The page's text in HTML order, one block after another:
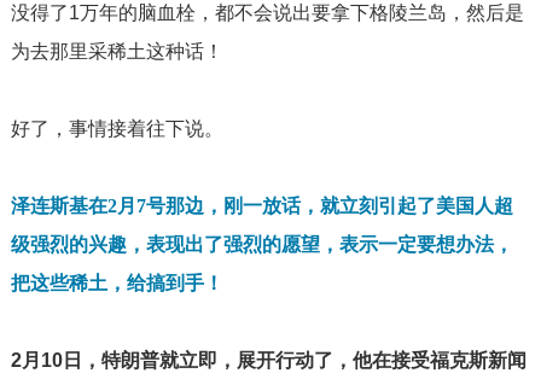
没得了1万年的脑血栓，都不会说出要拿下格陵兰岛，然后是
为去那里采稀土这种话！
好了，事情接着往下说。
泽连斯基在2月 7号那边，刚一放话，就立刻引起了美国人超
级强烈的兴趣，表现出了强烈的愿望，表示一定要想办法，
把这些稀土，给搞到手！
2月 10日，特朗普就立即，展开行动了，他在接受福克斯新闻